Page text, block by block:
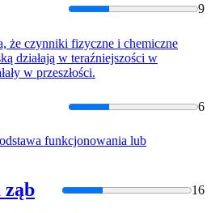
9
że czynniki fizyczne i chemiczne
działają w teraźniejszości w
w przeszłości.
6
funkcjonowania lub
ząb 16